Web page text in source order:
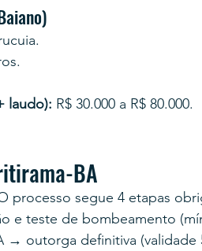
laudo): R$ 30.000 a R$ 80.000.
BA
processo segue 4 etapas
e teste de bombeamento
outorga definitiva (validade